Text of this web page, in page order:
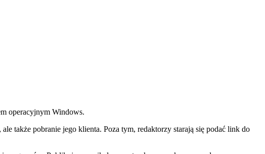
operacyjnym Windows.
także pobranie jego klienta. Poza tym, redaktorzy starają się podać link do